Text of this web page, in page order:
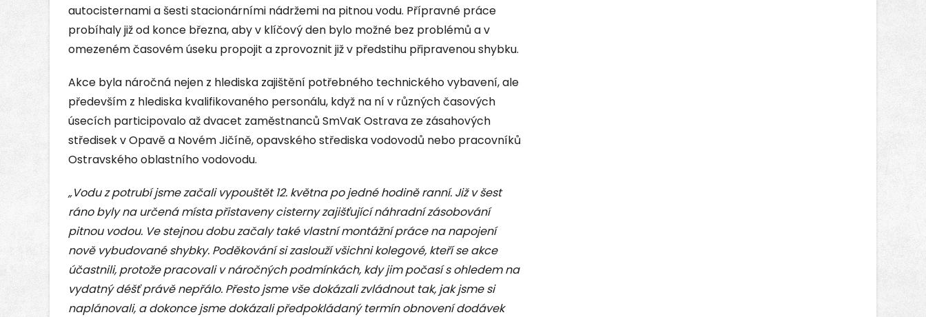
autocisternami a šesti stacionárními nádržemi na pitnou vodu. Přípravné práce
probíhaly již od konce března, aby v klíčový den bylo možné bez problémů a v
omezeném časovém úseku propojit a zprovoznit již v předstihu připravenou shybku.
Akce byla náročná nejen z hlediska zajištění potřebného technického vybavení, ale
především z hlediska kvalifikovaného personálu, když na ní v různých časových
úsecích participovalo až dvacet zaměstnanců SmVaK Ostrava ze zásahových
středisek v Opavě a Novém Jičíně, opavského střediska vodovodů nebo pracovníků
Ostravského oblastního vodovodu.
„Vodu z potrubí jsme začali vypouštět 12. května po jedné hodině ranní. Již v šest
ráno byly na určená místa přistaveny cisterny zajišťující náhradní zásobování
pitnou vodou. Ve stejnou dobu začaly také vlastní montážní práce na napojení
nově vybudované shybky. Poděkování si zaslouží všichni kolegové, kteří se akce
účastnili, protože pracovali v náročných podmínkách, kdy jim počasí s ohledem na
vydatný déšť právě nepřálo. Přesto jsme vše dokázali zvládnout tak, jak jsme si
naplánovali, a dokonce jsme dokázali předpokládaný termín obnovení dodávek